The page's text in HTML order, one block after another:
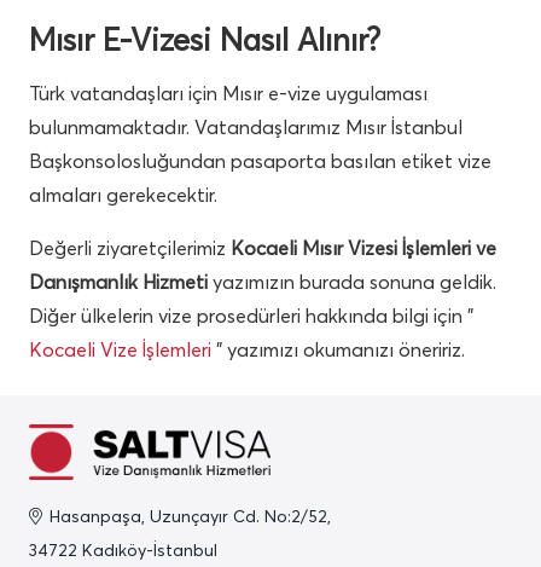
Mısır E-Vizesi Nasıl Alınır?
Türk vatandaşları için Mısır e-vize uygulaması
bulunmamaktadır. Vatandaşlarımız Mısır İstanbul
Başkonsolosluğundan pasaporta basılan etiket vize
almaları gerekecektir.
Değerli ziyaretçilerimiz Kocaeli Mısır Vizesi İşlemleri ve
Danışmanlık Hizmeti yazımızın burada sonuna geldik.
Diğer ülkelerin vize prosedürleri hakkında bilgi için ”
Kocaeli Vize İşlemleri ” yazımızı okumanızı öneririz.
Hasanpaşa, Uzunçayır Cd. No:2/52,
34722 Kadıköy-İstanbul